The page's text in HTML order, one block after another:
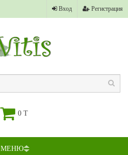
Вход Регистрация
0 T
МЕНЮ